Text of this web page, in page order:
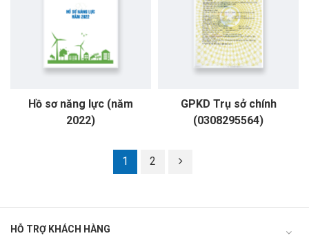
Hồ sơ năng lực (năm
2022)
GPKD Trụ sở chính
(0308295564)
1 2
HỖ TRỢ KHÁCH HÀNG